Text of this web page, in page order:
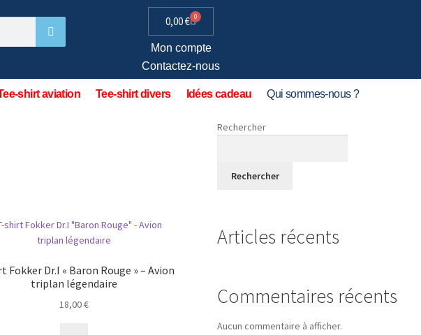
0,00€ 0
Mon compte
Contactez-nous
shirt aviation Tee-shirt divers Idées cadeau Qui sommes-nous ?
Fokker Dr.I « Baron Rouge » – Avion
triplan légendaire
18,00€
Rechercher
Rechercher
Articles récents
Commentaires récents
Aucun commentaire à afficher.